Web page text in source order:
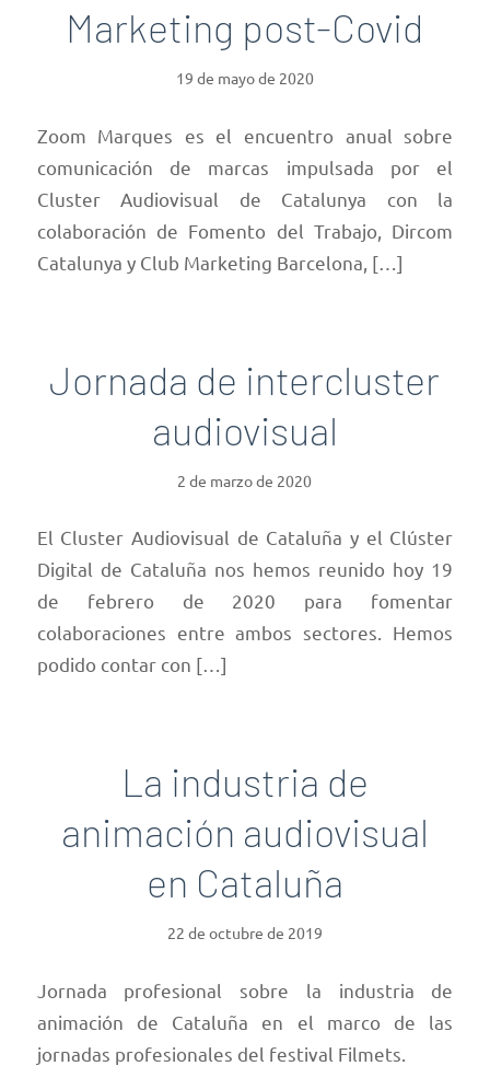
Marketing post-Covid
19 de mayo de 2020
Zoom Marques es el encuentro anual sobre
comunicación de marcas impulsada por el
Cluster Audiovisual de Catalunya con la
colaboración de Fomento del Trabajo, Dircom
Catalunya y Club Marketing Barcelona, […]
Jornada de intercluster
audiovisual
2 de marzo de 2020
El Cluster Audiovisual de Cataluña y el Clúster
Digital de Cataluña nos hemos reunido hoy 19
de febrero de 2020 para fomentar
colaboraciones entre ambos sectores. Hemos
podido contar con […]
La industria de
animación audiovisual
en Cataluña
22 de octubre de 2019
Jornada profesional sobre la industria de
animación de Cataluña en el marco de las
jornadas profesionales del festival Filmets.